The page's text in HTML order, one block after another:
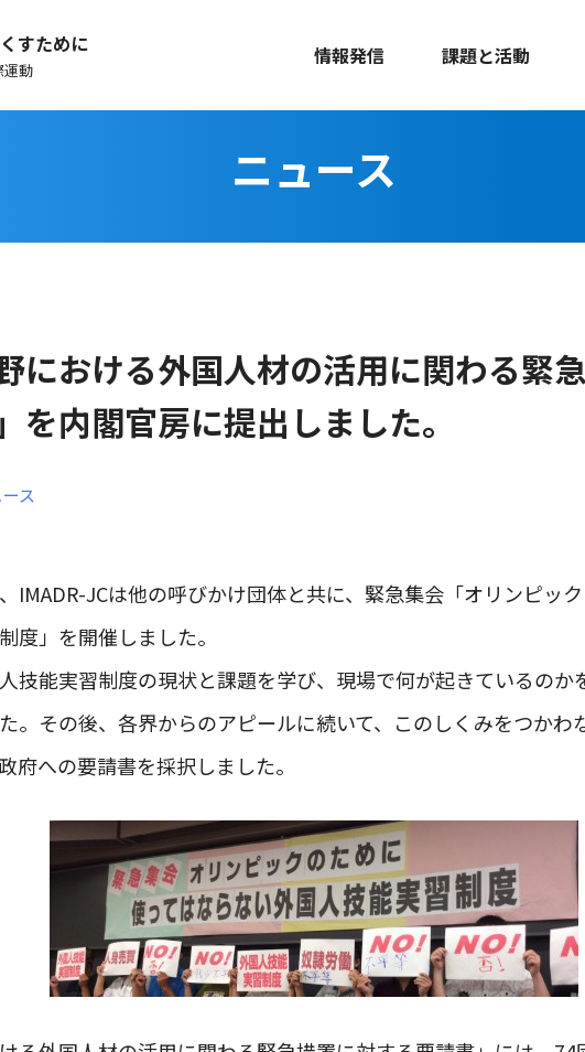
すために
運動
情報発信 課題と活動
ニュース
における外国人材の活用に関わる緊
を内閣官房に提出しました。
ス
IMADR-JCは他の呼びかけ団体と共に、緊急集会「オリンピッ
度」を開催しました。
技能実習制度の現状と課題を学び、現場で何が起きているのか
。その後、各界からのアピールに続いて、このしくみをつかわ
府への要請書を採択しました。